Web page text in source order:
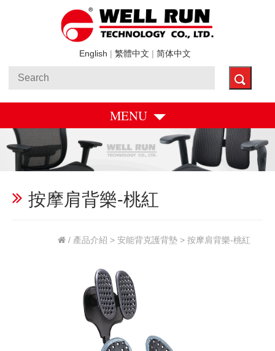
English | 繁體中文 | 简体中文
MENU
按摩肩背樂-桃紅
/ 產品介紹 > 安能背克護背墊> 按摩肩背樂-桃紅